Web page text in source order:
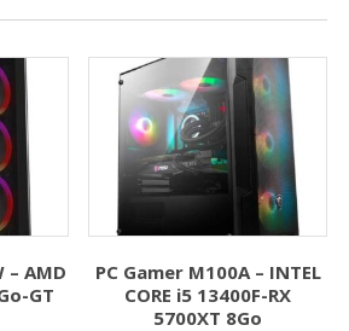
– AMD
GT
PC Gamer M100A – INTEL
CORE i5 13400F-RX
5700XT 8Go